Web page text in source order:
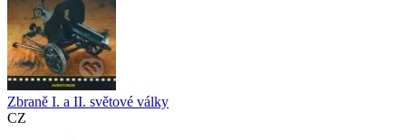
Zbraně I. a II. světové války
CZ